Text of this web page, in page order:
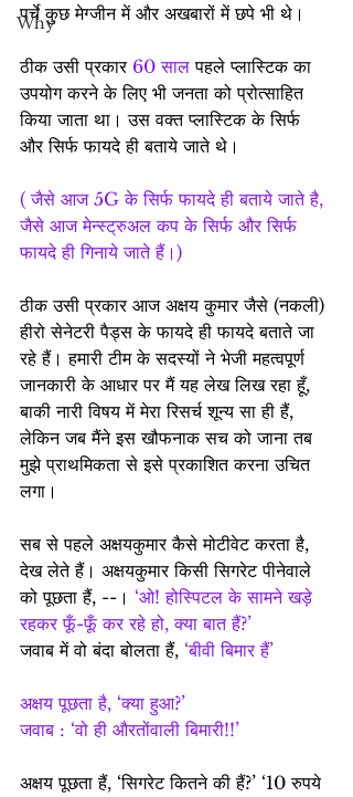
Why
पर्चे कुछ मेग्जीन में और अखबारों में छपे भी थे।
ठीक उसी प्रकार 60 साल पहले प्लास्टिक का
उपयोग करने के लिए भी जनता को प्रोत्साहित
किया जाता था। उस वक्त प्लास्टिक के सिर्फ
और सिर्फ फायदे ही बताये जाते थे।
( जैसे आज 5G के सिर्फ फायदे ही बताये जाते है,
जैसे आज मेन्स्ट्रुअल कप के सिर्फ और सिर्फ
फायदे ही गिनाये जाते हैं।)
ठीक उसी प्रकार आज अक्षय कुमार जैसे (नकली)
हीरो सेनेटरी पैड्स के फायदे ही फायदे बताते जा
रहे हैं। हमारी टीम के सदस्यों ने भेजी महत्वपूर्ण
जानकारी के आधार पर मैं यह लेख लिख रहा हूँ,
बाकी नारी विषय में मेरा रिसर्च शून्य सा ही हैं,
लेकिन जब मैंने इस खौफनाक सच को जाना तब
मुझे प्राथमिकता से इसे प्रकाशित करना उचित
लगा।
सब से पहले अक्षयकुमार कैसे मोटीवेट करता है,
देख लेते हैं। अक्षयकुमार किसी सिगरेट पीनेवाले
को पूछता हैं, --। ‘ओ! होस्पिटल के सामने खड़े
रहकर फूँ-फूँ कर रहे हो, क्या बात हैं?’
जवाब में वो बंदा बोलता हैं, ‘बीवी बिमार हैं’
अक्षय पूछता है, ‘क्या हुआ?’
जवाब : ‘वो ही औरतोंवाली बिमारी!!’
अक्षय पूछता हैं, ‘सिगरेट कितने की हैं?’ ‘10 रुपये